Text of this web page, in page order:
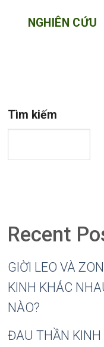
NGHIÊN CỨU
Tìm kiếm
Recent
GIỜI LEO VÀ
KINH KHÁC
NÀO?
ĐAU THẦN KINH